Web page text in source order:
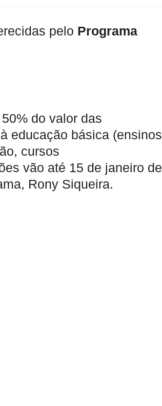
pelo Programa
do valor das
educação básica (ensinos
cursos
vão até 15 de janeiro de
Rony Siqueira.